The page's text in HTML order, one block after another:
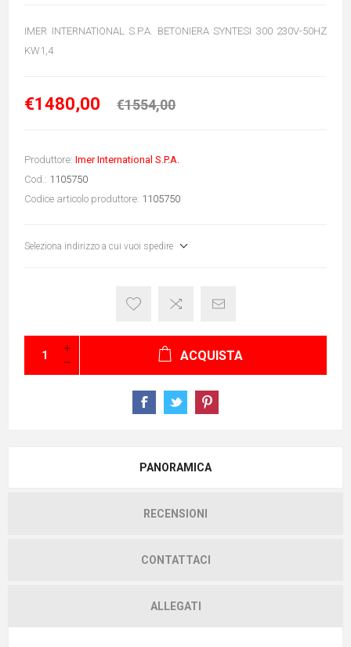
IMER INTERNATIONAL S.P.A. BETONIERA SYNTESI 300 230V-50HZ
KW1,4
€1480,00 €1554,00
Produttore: Imer International S.P.A.
Cod.: 1105750
Codice articolo produttore: 1105750
Seleziona indirizzo a cui vuoi spedire
ACQUISTA
PANORAMICA
RECENSIONI
CONTATTACI
ALLEGATI